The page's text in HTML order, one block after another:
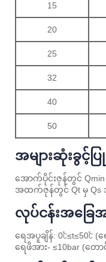
15
20
25
32
40
50
အများဆုံးခွင့်ပ
အောက်ပိုင်းဇုန်တွင်
အထက်ဇုန်တွင် Qt မှ Qs
လုပ်ငန်းအခြေ
ရေအပူချိန်:
ရေဖိအား- ≤10bar (တေ